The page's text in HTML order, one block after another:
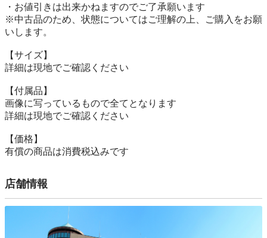
・お値引きは出来かねますのでご了承願います
※中古品のため、状態についてはご理解の上、ご購入をお願
いします。
【サイズ】
詳細は現地でご確認ください
【付属品】
画像に写っているもので全てとなります
詳細は現地でご確認ください
【価格】
有償の商品は消費税込みです
店舗情報